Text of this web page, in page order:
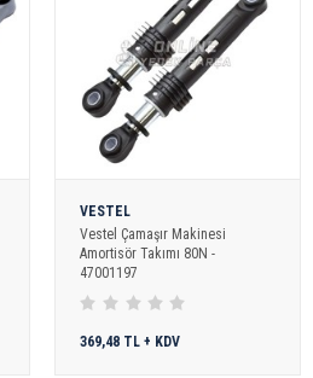
VESTEL
Vestel Çamaşır Makinesi
Amortisör Takımı 80N -
47001197
369,48 TL + KDV